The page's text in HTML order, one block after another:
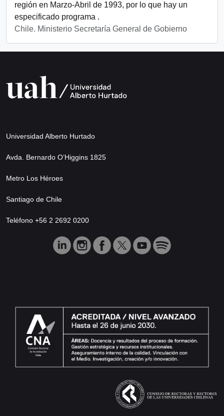
región en Marzo-Abril de 1993, por lo que hay un
especificado programa .
Chile. Ministerio Secretaría General de Gobierno
Universidad Alberto Hurtado
Avda. Bernardo O’Higgins 1825
Metro Los Héroes
Santiago de Chile
Teléfono +56 2 2692 0200